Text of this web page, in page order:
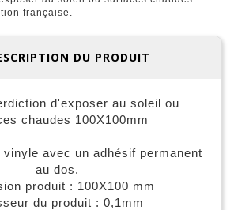
française.
DU PRODUIT
d'exposer au soleil ou
chaudes 100X100mm
avec un adhésif permanent
au dos.
produit : 100X100 mm
du produit : 0,1mm